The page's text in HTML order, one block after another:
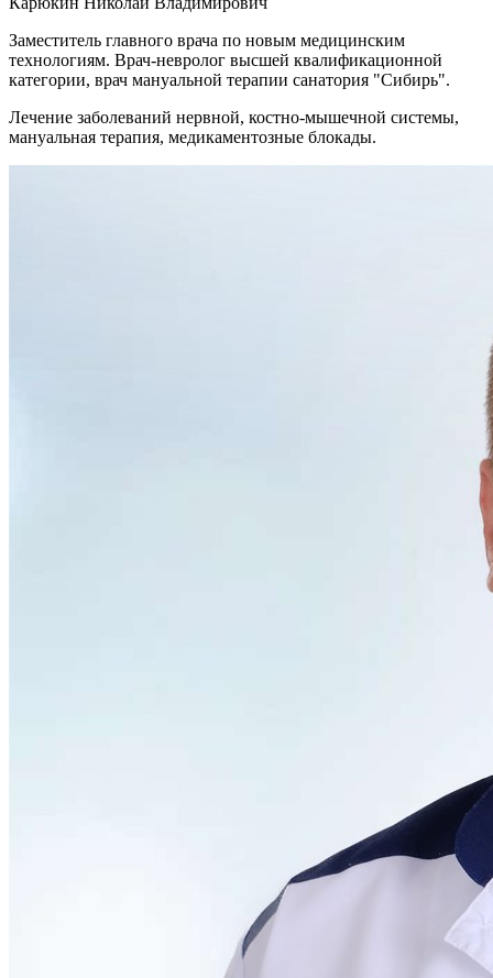
Заместитель главного врача по новым медицинским
технологиям. Врач-невролог высшей квалификационной
категории, врач мануальной терапии санатория "Сибирь".
Лечение заболеваний нервной, костно-мышечной системы,
мануальная терапия, медикаментозные блокады.